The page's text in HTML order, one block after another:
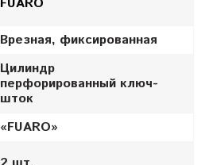
Врезная, фиксированная
Цилиндр
перфорированный ключ-
шток
«FUARO»